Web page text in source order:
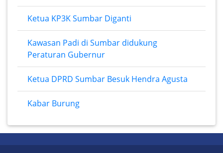
Ketua KP3K Sumbar Diganti
Kawasan Padi di Sumbar didukung
Peraturan Gubernur
Ketua DPRD Sumbar Besuk Hendra Agusta
Kabar Burung